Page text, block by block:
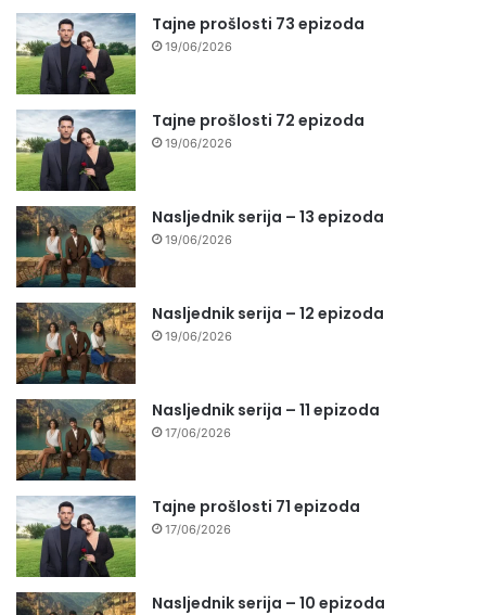
Tajne prošlosti 73 epizoda
19/06/2026
Tajne prošlosti 72 epizoda
19/06/2026
Nasljednik serija – 13 epizoda
19/06/2026
Nasljednik serija – 12 epizoda
19/06/2026
Nasljednik serija – 11 epizoda
17/06/2026
Tajne prošlosti 71 epizoda
17/06/2026
Nasljednik serija – 10 epizoda